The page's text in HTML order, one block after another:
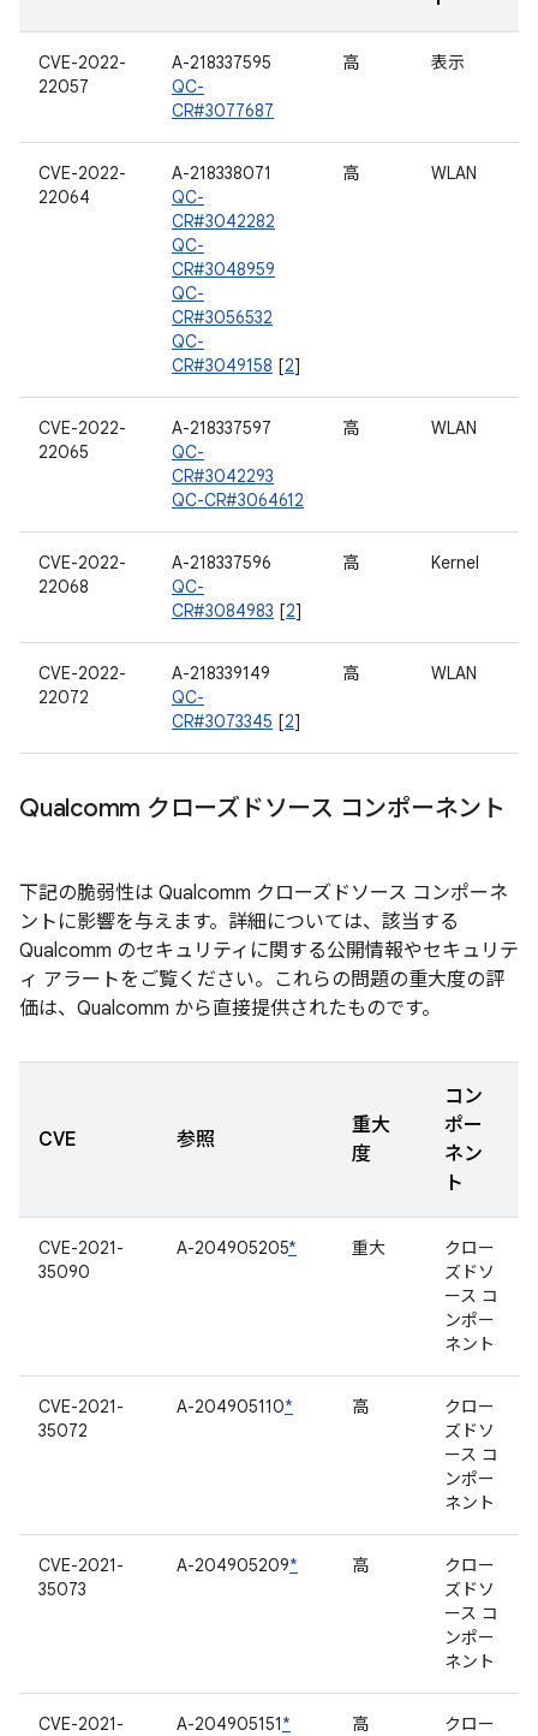
CVE-2022-
22057
A-218337595
QC-
CR#3077687
高 表示
CVE-2022-
22064
A-218338071
QC-
CR#3042282
QC-
CR#3048959
QC-
CR#3056532
QC-
CR#3049158 [2]
高 WLAN
CVE-2022-
22065
A-218337597
QC-
CR#3042293
QC-CR#3064612
高 WLAN
CVE-2022-
22068
A-218337596
QC-
CR#3084983 [2]
高 Kernel
CVE-2022-
22072
A-218339149
QC-
CR#3073345 [2]
高 WLAN
Qualcomm クローズドソース コンポーネント
下記の脆弱性は Qualcomm クローズドソース コンポーネ
ントに影響を与えます。詳細については、該当する
Qualcomm のセキュリティに関する公開情報やセキュリテ
ィ アラートをご覧ください。これらの問題の重大度の評
価は、Qualcomm から直接提供されたものです。
CVE 参照
重大
度
コン
ポー
ネン
ト
CVE-2021-
35090
A-204905205* 重大
クロー
ズドソ
ース コ
ンポー
ネント
CVE-2021-
35072
A-204905110* 高
クロー
ズドソ
ース コ
ンポー
ネント
CVE-2021-
35073
A-204905209* 高
クロー
ズドソ
ース コ
ンポー
ネント
CVE-2021-
A-204905151* 高
クロー